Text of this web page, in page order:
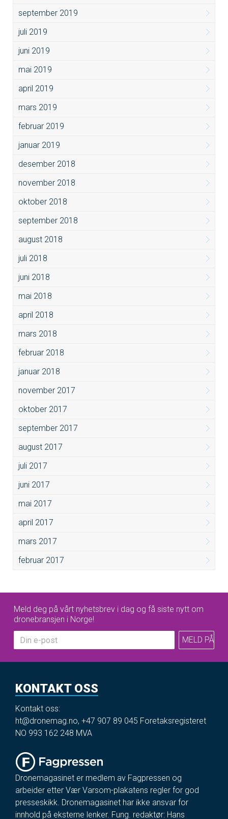
september 2019
juli 2019
juni 2019
mai 2019
april 2019
mars 2019
februar 2019
januar 2019
desember 2018
november 2018
oktober 2018
september 2018
august 2018
juli 2018
juni 2018
mai 2018
april 2018
mars 2018
februar 2018
januar 2018
november 2017
oktober 2017
september 2017
august 2017
juli 2017
juni 2017
mai 2017
april 2017
mars 2017
februar 2017
Meld deg på vårt nyhetsbrev i dag og få siste nytt om
dronebransjen i Norge!
KONTAKT OSS
Kontakt oss:
ht@dronemag.no, +47 907 89 045 Foretaksregisteret
NO 993 162 248 MVA
Dronemagasinet er medlem av Fagpressen og
arbeider etter Vær Varsom-plakatens regler for god
presseskikk. Dronemagasinet har ikke ansvar for
innhold på eksterne lenker. Fung. redaktør: Hans